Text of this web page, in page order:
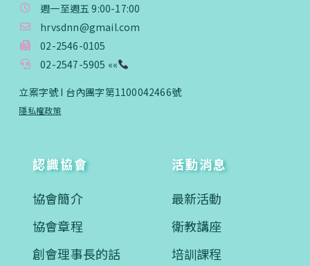
週一至週五 9:00-17:00
hrvsdnn@gmail.com
02-2546-0105
02-2547-5905 ««
立案字號 I 台內團字第1100042466號
隱私權政策
認識協會
協會簡介
協會章程
創會理事長的話
活動消息
最新活動
衛教講座
培訓課程